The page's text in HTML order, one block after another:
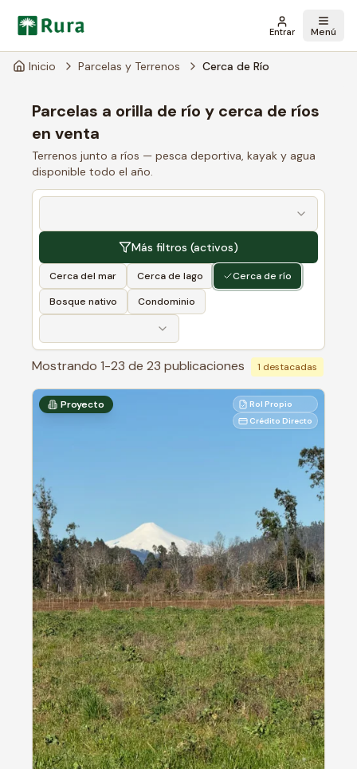
Entrar Menú
Inicio Parcelas y Terrenos Cerca de Río
Parcelas a orilla de río y cerca de ríos
en venta
Terrenos junto a ríos — pesca deportiva, kayak y agua
disponible todo el año.
Más filtros (activos)
Cerca del mar Cerca de lago
Cerca de río
Bosque nativo
Condominio
Mostrando 1-23 de 23 publicaciones 1 destacadas
Proyecto
Rol Propio
Crédito Directo